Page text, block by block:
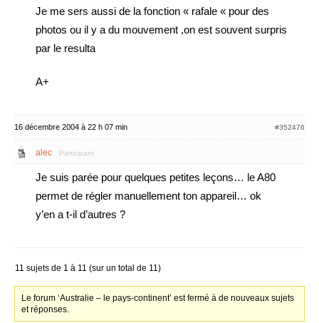
Je me sers aussi de la fonction « rafale « pour des
photos ou il y a du mouvement ,on est souvent surpris
par le resulta
A+
16 décembre 2004 à 22 h 07 min #352476
alec Participant
Je suis parée pour quelques petites leçons… le A80
permet de régler manuellement ton appareil… ok
y’en a t-il d’autres ?
11 sujets de 1 à 11 (sur un total de 11)
Le forum ‘Australie – le pays-continent’ est fermé à de nouveaux sujets
et réponses.